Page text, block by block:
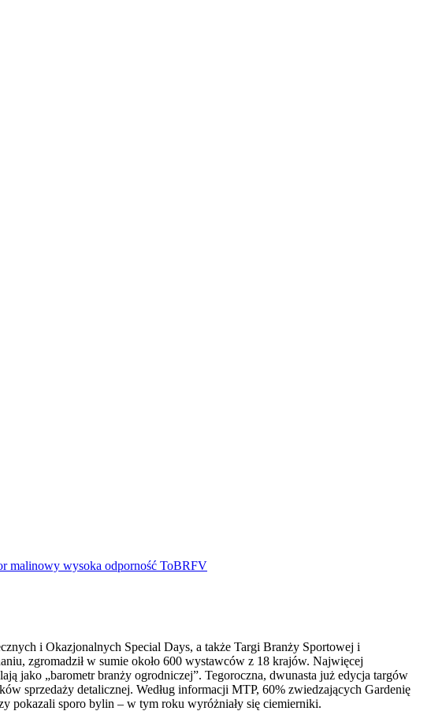
i Okazjonalnych Special Days, a także Targi Branży Sportowej i
zgromadził w sumie około 600 wystawców z 18 krajów. Najwięcej
jako „barometr branży ogrodniczej”. Tegoroczna, dwunasta już edycja targów
sprzedaży detalicznej. Według informacji MTP, 60% zwiedzających Gardenię
pokazali sporo bylin – w tym roku wyróżniały się ciemierniki.